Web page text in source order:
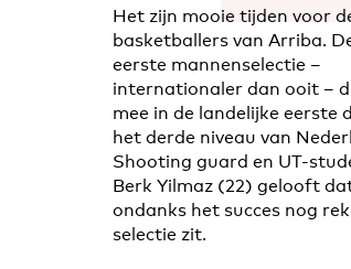
Het zijn mooie tijden voor
basketballers van Arriba.
eerste mannenselectie –
internationaler dan ooit –
mee in de landelijke eerste
het derde niveau van
Shooting guard en UT-
Berk Yilmaz (22) gelooft
ondanks het succes nog
selectie zit.